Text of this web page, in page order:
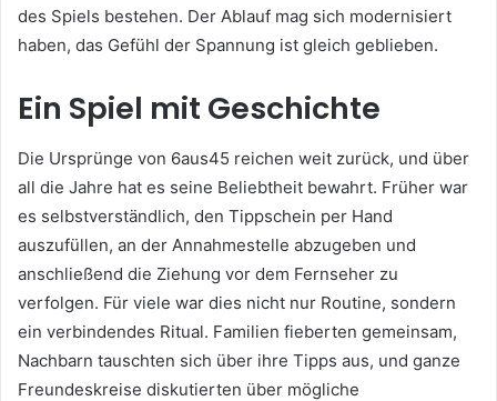
des Spiels bestehen. Der Ablauf mag sich modernisiert
haben, das Gefühl der Spannung ist gleich geblieben.
Ein Spiel mit Geschichte
Die Ursprünge von 6aus45 reichen weit zurück, und über
all die Jahre hat es seine Beliebtheit bewahrt. Früher war
es selbstverständlich, den Tippschein per Hand
auszufüllen, an der Annahmestelle abzugeben und
anschließend die Ziehung vor dem Fernseher zu
verfolgen. Für viele war dies nicht nur Routine, sondern
ein verbindendes Ritual. Familien fieberten gemeinsam,
Nachbarn tauschten sich über ihre Tipps aus, und ganze
Freundeskreise diskutierten über mögliche